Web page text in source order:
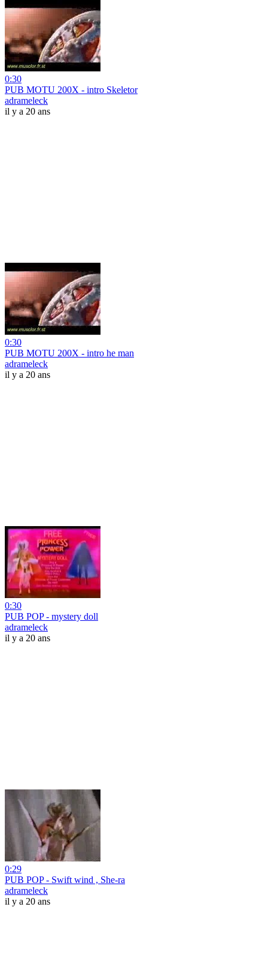
0:30
PUB MOTU 200X - intro Skeletor
adrameleck
il y a 20 ans
0:30
PUB MOTU 200X - intro he man
adrameleck
il y a 20 ans
0:30
PUB POP - mystery doll
adrameleck
il y a 20 ans
0:29
PUB POP - Swift wind , She-ra
adrameleck
il y a 20 ans